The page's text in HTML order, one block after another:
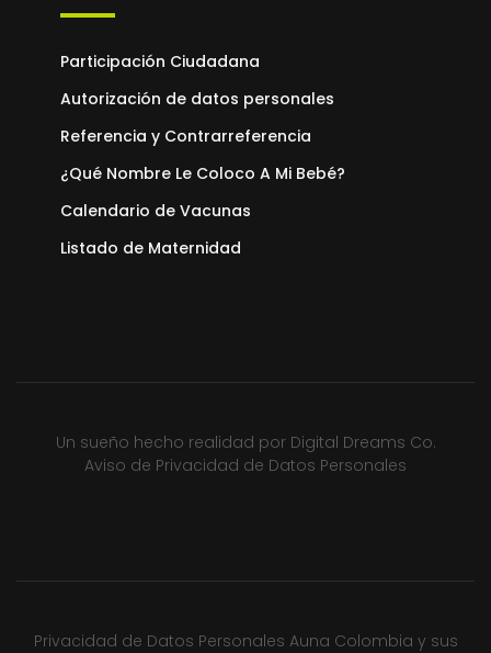
Participación Ciudadana
Autorización de datos personales
Referencia y Contrarreferencia
¿Qué Nombre Le Coloco A Mi Bebé?
Calendario de Vacunas
Listado de Maternidad
Un sueño hecho realidad por Digital Dreams Co.
Aviso de Privacidad de Datos Personales
Privacidad de Datos Personales Auna Colombia y sus